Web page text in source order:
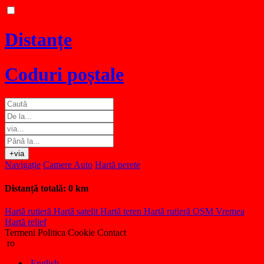
Distanțe
Coduri poștale
+via
Navigație Camere Auto Hartă perete
Distanță totală: 0 km
Hartă rutieră Hartă satelit Hartă teren Hartă rutieră OSM Vremea
Hartă relief
Termeni Politica Cookie Contact
ro